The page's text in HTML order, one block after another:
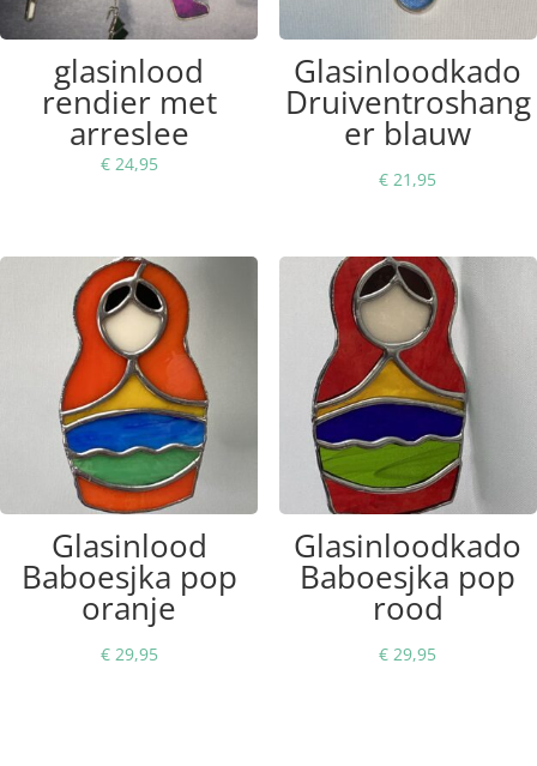
glasinlood
rendier met
arreslee
€24,95
Glasinloodkado
Druiventroshang
er blauw
€ 21,95
Glasinlood
Baboesjka pop
oranje
€29,95
Glasinloodkado
Baboesjka pop
rood
€ 29,95